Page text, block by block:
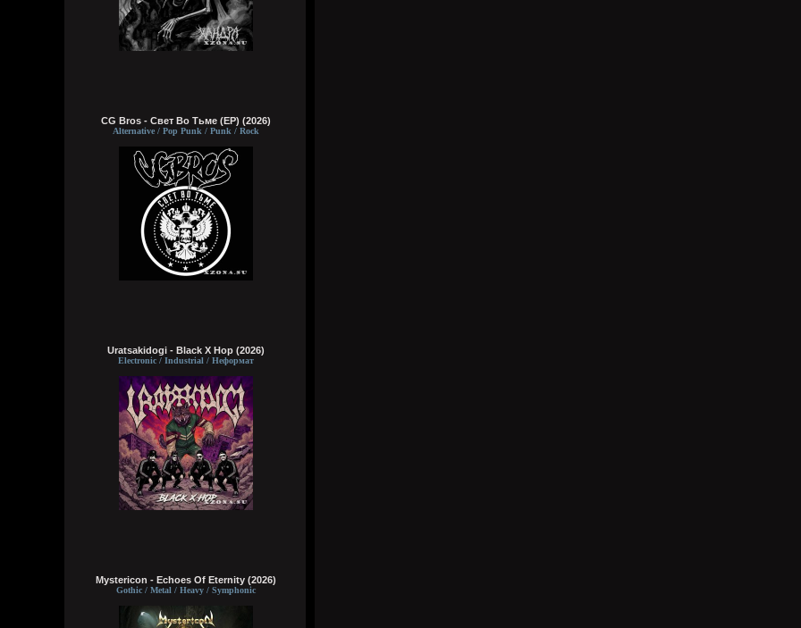
CG Bros - Свет Во Тьме (EP) (2026)
Alternative / Pop Punk / Punk / Rock
Uratsakidogi - Black X Hop (2026)
Electronic / Industrial / Неформат
Mystericon - Echoes Of Eternity (2026)
Gothic / Metal / Heavy / Symphonic